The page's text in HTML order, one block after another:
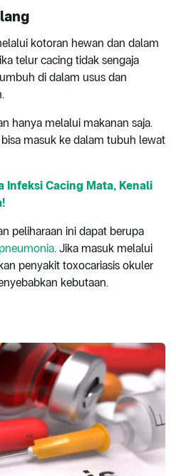
kotoran hewan dan dalam
telur cacing tidak sengaja
di dalam usus dan
hanya melalui makanan saja.
masuk ke dalam tubuh lewat
Infeksi Cacing Mata, Kenali
peliharaan ini dapat berupa
pneumonia. Jika masuk melalui
penyakit toxocariasis okuler
kebutaan.